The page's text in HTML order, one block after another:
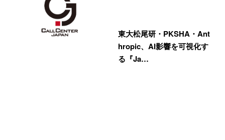
東大松尾研・PKSHA・Ant
hropic、AI影響を可視化す
る『Ja…